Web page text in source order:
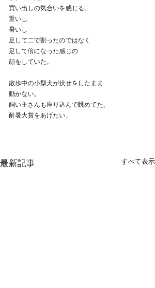
買い出しの気合いを感じる。
重いし
暑いし
足して二で割ったのではなく
足して倍になった感じの
顔をしていた。
散歩中の小型犬が伏せをしたまま
動かない。
飼い主さんも座り込んで眺めてた。
耐暑大賞をあげたい。
最新記事 すべて表示